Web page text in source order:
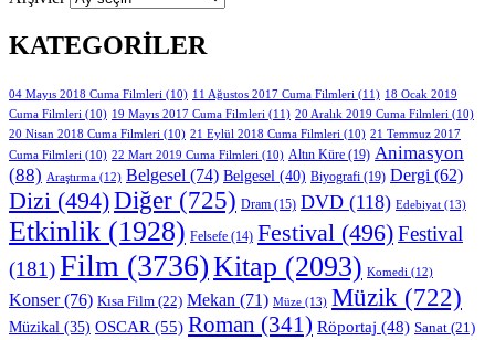
KATEGORILER
04 Mayıs 2018 Cuma Filmleri (10) 11 Ağustos 2017 Cuma Filmleri (11) 18 Ocak 2019
Cuma Filmleri (10) 19 Mayıs 2017 Cuma Filmleri (11) 20 Aralık 2019 Cuma Filmleri (10)
20 Nisan 2018 Cuma Filmleri (10) 21 Eylül 2018 Cuma Filmleri (10) 21 Temmuz 2017
Cuma Filmleri (10) 22 Mart 2019 Cuma Filmleri (10) Altın Küre (19) Animasyon
(88) Araştırma (12) Belgesel (74) Belgesel (40) Biyografi (19) Dergi (62)
Dizi (494)Diğer (725) Dram (15) DVD (118) Edebiyat (13)
Etkinlik (1928) Felsefe (14) Festival (496)Festival
(181)Film (3736)Kitap (2093) Komedi (12)
Konser(76) Kısa Film (22) Mekan (71) Müze (13) Müzik (722)
Müzikal (35) OSCAR (55) Roman (341) Röportaj (48) Sanat (21)